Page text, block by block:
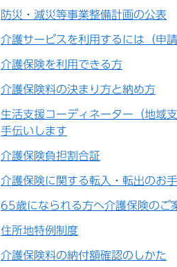
防災・減災等事業整備計画の公表
介護サービスを利用するには（申
介護保険を利用できる方
介護保険料の決まり方と納め方
生活支援コーディネーター（地域
手伝いします
介護保険負担割合証
介護保険に関する転入・転出のお
65歳になられる方へ介護保険のご
住所地特例制度
介護保険料の納付額確認のしかた